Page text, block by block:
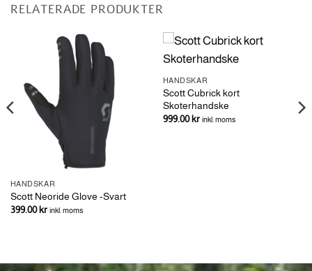
RELATERADE PRODUKTER
HANDSKAR
Scott Neoride Glove -Svart
399.00kr inkl. moms
HANDSKAR
Scott Cubrick kort
Skoterhandske
999.00kr inkl. moms